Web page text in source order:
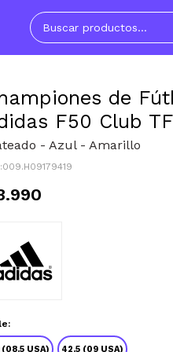
de
F50 Club
- Azul - Amarillo
009.H09179419
USA) 42.5 (09 USA)